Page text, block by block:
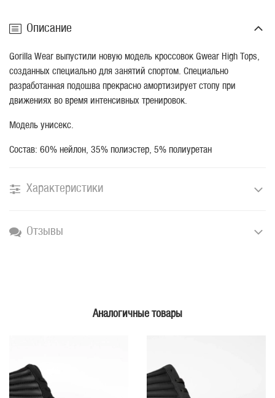
Описание
Gorilla Wear выпустили новую модель кроссовок Gwear High Tops,
созданных специально для занятий спортом. Специально
разработанная подошва прекрасно амортизирует стопу при
движениях во время интенсивных тренировок.
Модель унисекс.
Состав: 60% нейлон, 35% полиэстер, 5% полиуретан
Характеристики
Отзывы
Аналогичные товары